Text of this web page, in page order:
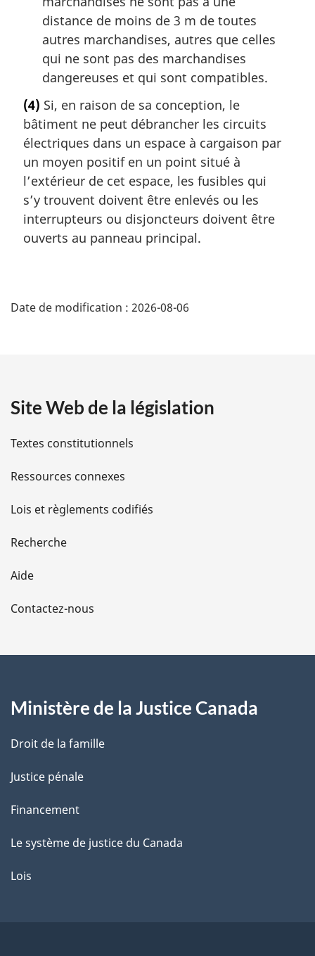
distance de moins de 3 m de toutes
autres marchandises, autres que celles
qui ne sont pas des marchandises
dangereuses et qui sont compatibles.
(4) Si, en raison de sa conception, le
bâtiment ne peut débrancher les circuits
électriques dans un espace à cargaison par
un moyen positif en un point situé à
l’extérieur de cet espace, les fusibles qui
s’y trouvent doivent être enlevés ou les
interrupteurs ou disjoncteurs doivent être
ouverts au panneau principal.
é
i
l
s
d
e
l
a
e
Date de modification : 2026-08-06
Site Web de la législation
Textes constitutionnels
Ressources connexes
Lois et règlements codifiés
Recherche
Aide
Contactez-nous
Ministère de la Justice Canada
Droit de la famille
Justice pénale
Financement
Le système de justice du Canada
Lois